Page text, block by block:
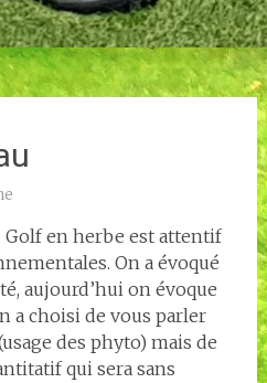
Golf en herbe est attentif
On a évoqué
aujourd’hui on évoque
a choisi de vous parler
des phyto) mais de
qui sera sans